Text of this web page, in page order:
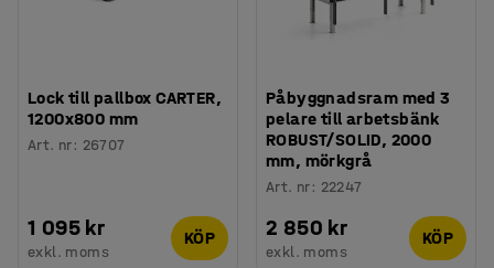
Lock till pallbox CARTER,
1200x800 mm
Art. nr: 26707
1 095 kr
exkl. moms
KÖP
Påbyggnadsram med 3
pelare till arbetsbänk
ROBUST/SOLID, 2000
mm, mörkgrå
Art. nr: 22247
2 850 kr
exkl. moms
KÖP